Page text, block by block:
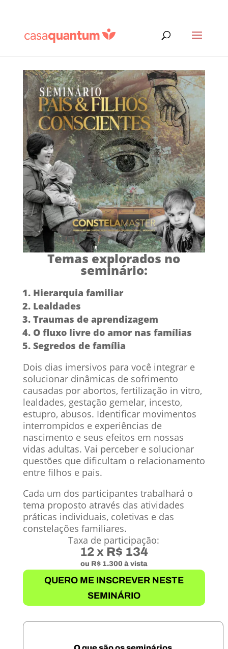
Temas explorados no
seminário:
Hierarquia familiar
Lealdades
Traumas de aprendizagem
O fluxo livre do amor nas famílias
Segredos de família
Dois dias imersivos para você integrar e
solucionar dinâmicas de sofrimento
causadas por abortos, fertilização in vitro,
lealdades, gestação gemelar, incesto,
estupro, abusos. Identificar movimentos
interrompidos e experiências de
nascimento e seus efeitos em nossas
vidas adultas. Vai perceber e solucionar
questões que dificultam o relacionamento
entre filhos e pais.
Cada um dos participantes trabalhará o
tema proposto através das atividades
práticas individuais, coletivas e das
constelações familiares.
Taxa de participação:
12 xR$ 134
ou R$ 1.300 à vista
QUERO ME INSCREVER NESTE
SEMINÁRIO